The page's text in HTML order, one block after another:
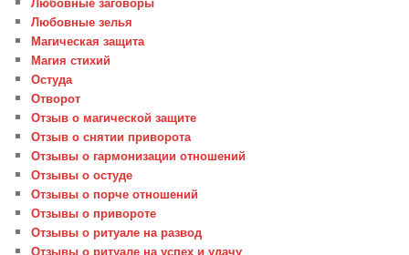
Любовные зелья
Магическая защита
Магия стихий
Остуда
Отворот
Отзыв о магической защите
Отзыв о снятии приворота
Отзывы о гармонизации отношений
Отзывы о остуде
Отзывы о порче отношений
Отзывы о привороте
Отзывы о ритуале на развод
Отзывы о ритуале на успех и удачу